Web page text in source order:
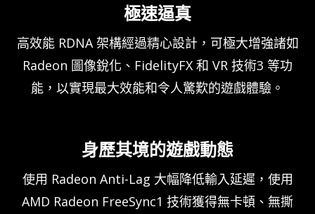
極速逼真
高效能 RDNA 架構經過精心設計，可極大增強諸如
Radeon 圖像銳化、FidelityFX 和 VR 技術3 等功
能，以實現最大效能和令人驚歎的遊戲體驗。
身歷其境的遊戲動態
使用 Radeon Anti-Lag 大幅降低輸入延遲，使用
AMD Radeon FreeSync1 技術獲得無卡頓、無撕